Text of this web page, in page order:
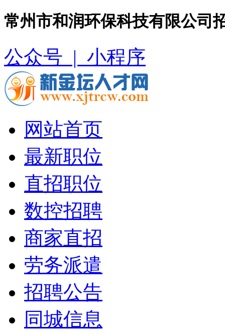
常州市和润环保科技有限公司
公众号 | 小程序
网站首页
最新职位
直招职位
数控招聘
商家直招
劳务派遣
招聘公告
同城信息